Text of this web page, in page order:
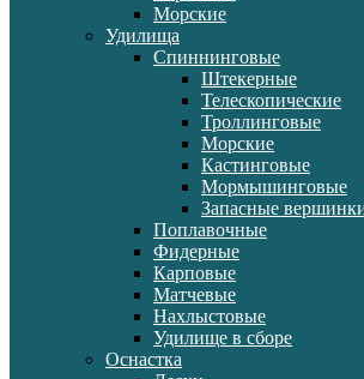
Морские
Удилища
Спиннинговые
Штекерные
Телескопические
Троллинговые
Морские
Кастинговые
Мормышинговые
Запасные
Поплавочные
Фидерные
Карповые
Матчевые
Нахлыстовые
Удилище в сборе
Оснастка